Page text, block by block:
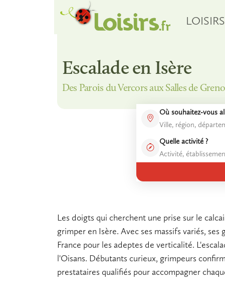
LOISIRS
Escalade en Isère
Des Parois du Vercors aux Salles de
Où souhaitez-vous
Quelle activité ?
Les doigts qui cherchent une prise sur le
grimper en Isère. Avec ses massifs variés,
France pour les adeptes de verticalité.
l'Oisans. Débutants curieux, grimpeurs
prestataires qualifiés pour accompagner